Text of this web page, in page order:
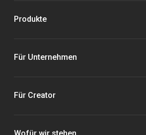
Produkte
Für Unternehmen
Für Creator
Wofür wir stehen